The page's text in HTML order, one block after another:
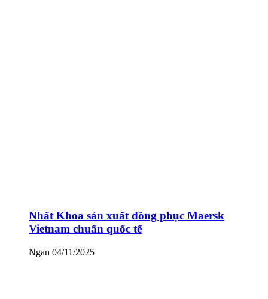
Nhất Khoa sản xuất đồng phục Maersk
Vietnam chuẩn quốc tế
Ngan 04/11/2025